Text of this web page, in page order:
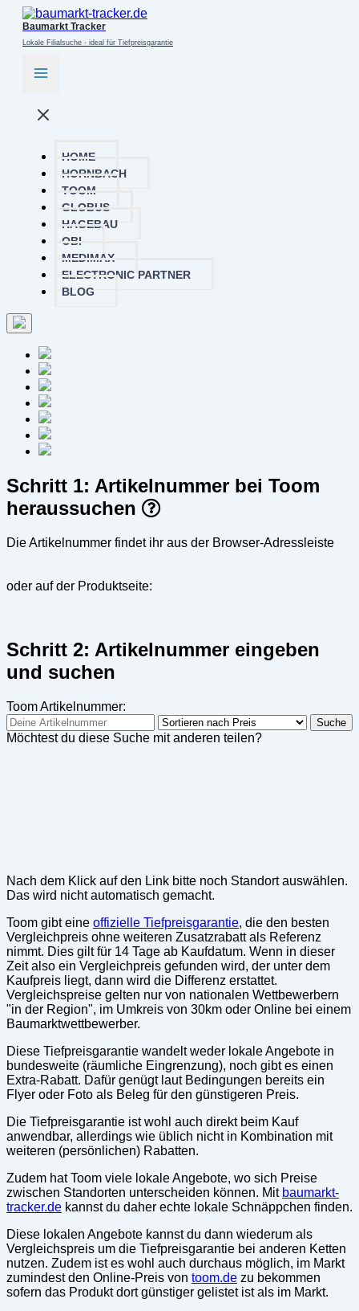
Baumarkt Tracker
Lokale Filialsuche - ideal für Tiefpreisgarantie
HOME
HORNBACH
TOOM
GLOBUS
HAGEBAU
OBI
MEDIMAX
ELECTRONIC PARTNER
BLOG
Schritt 1: Artikelnummer bei Toom
heraussuchen
Die Artikelnummer findet ihr aus der Browser-Adressleiste
oder auf der Produktseite:
Schritt 2: Artikelnummer eingeben
und suchen
Toom Artikelnummer:
Suche
Möchtest du diese Suche mit anderen teilen?
Nach dem Klick auf den Link bitte noch Standort auswählen.
Das wird nicht automatisch gemacht.
Toom gibt eine offizielle Tiefpreisgarantie, die den besten
Vergleichpreis ohne weiteren Zusatzrabatt als Referenz
nimmt. Dies gilt für 14 Tage ab Kaufdatum. Wenn in dieser
Zeit also ein Vergleichpreis gefunden wird, der unter dem
Kaufpreis liegt, dann wird die Differenz erstattet.
Vergleichspreise gelten nur von nationalen Wettbewerbern
"in der Region", im Umkreis von 30km oder Online bei einem
Baumarktwettbewerber.
Diese Tiefpreisgarantie wandelt weder lokale Angebote in
bundesweite (räumliche Eingrenzung), noch gibt es einen
Extra-Rabatt. Dafür genügt laut Bedingungen bereits ein
Flyer oder Foto als Beleg für den günstigeren Preis.
Die Tiefpreisgarantie ist wohl auch direkt beim Kauf
anwendbar, allerdings wie üblich nicht in Kombination mit
weiteren (persönlichen) Rabatten.
Zudem hat Toom viele lokale Angebote, wo sich Preise
zwischen Standorten unterscheiden können. Mit baumarkt-
tracker.de kannst du daher echte lokale Schnäppchen finden.
Diese lokalen Angebote kannst du dann wiederum als
Vergleichspreis um die Tiefpreisgarantie bei anderen Ketten
nutzen. Zudem ist es wohl auch durchaus möglich, im Markt
zumindest den Online-Preis von toom.de zu bekommen
sofern das Produkt dort günstiger gelistet ist als im Markt.